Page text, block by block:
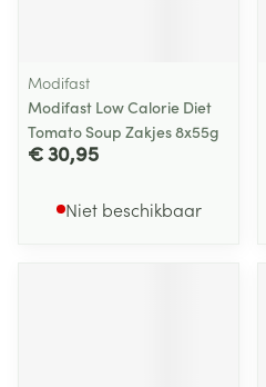
Modifast
Modifast Low Calorie Diet
Tomato Soup Zakjes 8x55g
€ 30,95
Niet beschikbaar